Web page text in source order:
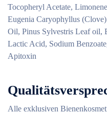
Tocopheryl Acetate,
Eugenia Caryophyllus
Oil, Pinus Sylvestris Leaf oil,
Lactic Acid, Sodium
Apitoxin
Alle exklusiven